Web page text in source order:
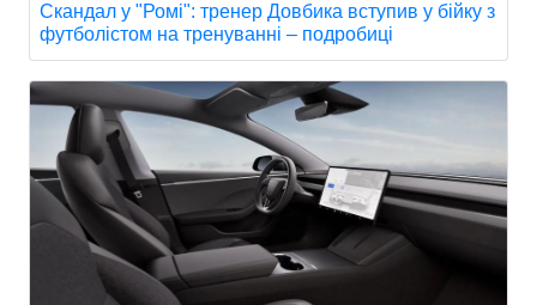
Скандал у "Ромі": тренер Довбика вступив у бійку з
футболістом на тренуванні – подробиці